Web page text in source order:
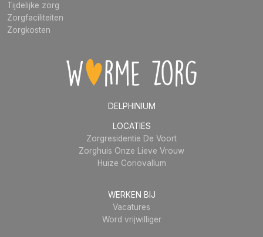
Tijdelijke zorg
Zorgfaciliteiten
Zorgkosten
DELPHINIUM
LOCATIES
Zorgresidentie De Voort
Zorghuis Onze Lieve Vrouw
Huize Coriovallum
WERKEN BIJ
Vacatures
Word vrijwilliger